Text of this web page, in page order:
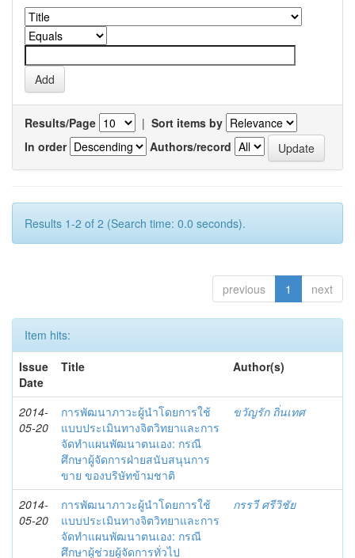
Results/Page | Sort items by
In order
Authors/record
Results 1-2 of 2 (Search time: 0.0 seconds).
previous 1 next
Item hits:
Issue
Date
Title Author(s)
2014-
05-20
การพัฒนาภาวะผู้นำโดยการใช้
แบบประเมินทางจิตวิทยาและการ
จัดทำแผนพัฒนาตนเอง: กรณี
ศึกษาผู้จัดการฝ่ายสนับสนุนการ
ขาย ของบริษัทข้ามชาติ
ขวัญรัก ถิ่นเทศ
2014-
05-20
การพัฒนาภาวะผู้นำโดยการใช้
แบบประเมินทางจิตวิทยาและการ
จัดทำแผนพัฒนาตนเอง: กรณี
ศึกษาผู้ช่วยผู้จัดการทั่วไป
กรรวี ศรีวิชัย